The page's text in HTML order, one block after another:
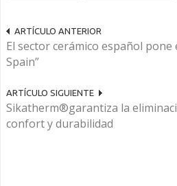
ARTÍCULO ANTERIOR
El sector cerámico español pone
Spain”
ARTÍCULO SIGUIENTE
Sikatherm®garantiza la
confort y durabilidad